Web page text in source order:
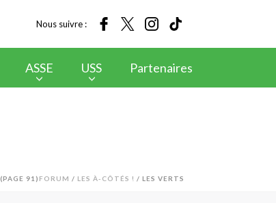
Nous suivre :
ASSE USS Partenaires
(PAGE 91) FORUM / LES À-CÔTÉS ! / LES VERTS